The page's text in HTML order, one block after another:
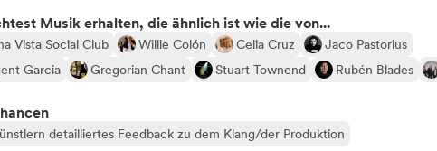
Musik erhalten, die ähnlich ist wie die von...
Vista Social Club Willie Colón Celia Cruz
Jaco Pastorius
Garcia
Gregorian Chant Stuart Townend Rubén Blades
detailliertes Feedback zu dem Klang/der Produktion